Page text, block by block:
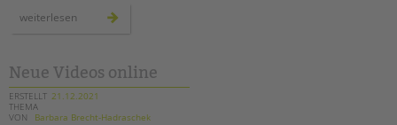
Seminarkalender
STADTTEILARBEIT
PROFIL | LEITBILD
weiterlesen
weihnachtmann
den
ambulanten
hilfen
Neue Videos online
ERSTELLT 21.12.2021
THEMA
VON
Barbara Brecht-Hadraschek